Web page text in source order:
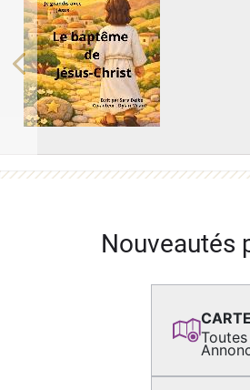
Previous
Nouveautés